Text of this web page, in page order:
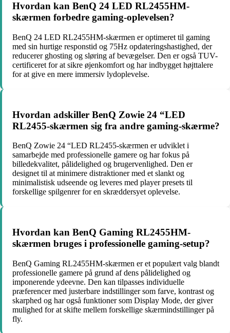
Hvordan kan BenQ 24 LED RL2455HM-
skærmen forbedre gaming-oplevelsen?
BenQ 24 LED RL2455HM-skærmen er optimeret til gaming
med sin hurtige responstid og 75Hz opdateringshastighed, der
reducerer ghosting og sløring af bevægelser. Den er også TUV-
certificeret for at sikre øjenkomfort og har indbygget højttalere
for at give en mere immersiv lydoplevelse.
Hvordan adskiller BenQ Zowie 24 “LED
RL2455-skærmen sig fra andre gaming-skærme?
BenQ Zowie 24 “LED RL2455-skærmen er udviklet i
samarbejde med professionelle gamere og har fokus på
billedekvalitet, pålidelighed og brugervenlighed. Den er
designet til at minimere distraktioner med et slankt og
minimalistisk udseende og leveres med player presets til
forskellige spilgenrer for en skræddersyet oplevelse.
Hvordan kan BenQ Gaming RL2455HM-
skærmen bruges i professionelle gaming-setup?
BenQ Gaming RL2455HM-skærmen er et populært valg blandt
professionelle gamere på grund af dens pålidelighed og
imponerende ydeevne. Den kan tilpasses individuelle
præferencer med justerbare indstillinger som farve, kontrast og
skarphed og har også funktioner som Display Mode, der giver
mulighed for at skifte mellem forskellige skærmindstillinger på
fly.